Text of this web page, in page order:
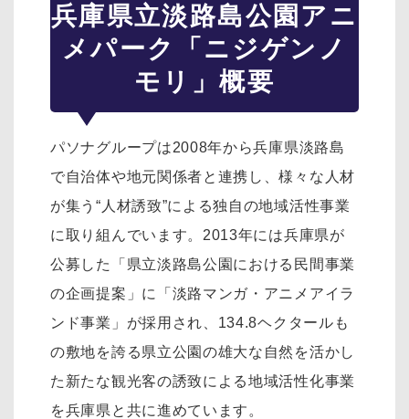
兵庫県立淡路島公園アニ
メパーク「ニジゲンノ
モリ」概要
パソナグループは2008年から兵庫県淡路島
で自治体や地元関係者と連携し、様々な人材
が集う“人材誘致”による独自の地域活性事業
に取り組んでいます。2013年には兵庫県が
公募した「県立淡路島公園における民間事業
の企画提案」に「淡路マンガ・アニメアイラ
ンド事業」が採用され、134.8ヘクタールも
の敷地を誇る県立公園の雄大な自然を活かし
た新たな観光客の誘致による地域活性化事業
を兵庫県と共に進めています。